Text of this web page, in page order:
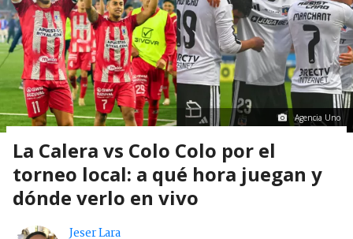
Agencia Uno
La Calera vs Colo Colo por el
torneo local: a qué hora juegan y
dónde verlo en vivo
Jeser Lara